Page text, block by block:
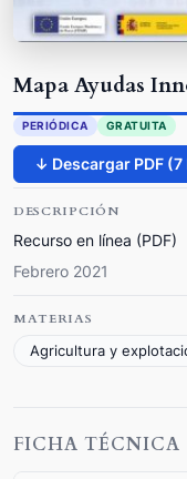
Mapa Ayudas
PERIÓDICA GRATUITA
↓ Descargar PDF (7
DESCRIPCIÓN
Recurso en línea (PDF)
Febrero 2021
MATERIAS
Agricultura y
FICHA TÉCNICA